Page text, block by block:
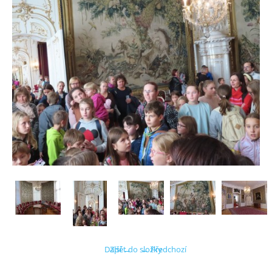
← Předchozí
Další →
Zpět do složky